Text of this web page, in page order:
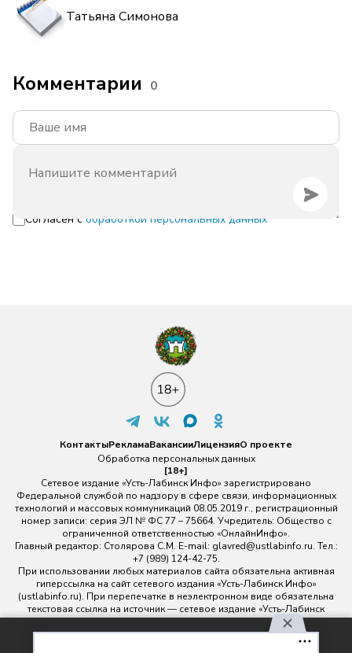
Татьяна Симонова
Комментарии 0
Согласен с обработкой персональных данных
КонтактыРекламаВакансииЛицензияО проекте
Обработка персональных данных
[18+]
Сетевое издание «Усть-Лабинск Инфо» зарегистрировано
Федеральной службой по надзору в сфере связи, информационных
технологий и массовых коммуникаций 08.05.2019 г., регистрационный
номер записи: серия ЭЛ № ФС 77 – 75664. Учредитель: Общество с
ограниченной ответственностью «ОнлайнИнфо».
Главный редактор: Столярова С.М. E-mail: glavred@ustlabinfo.ru. Тел.:
+7 (989) 124-42-75.
При использовании любых материалов сайта обязательна активная
гиперссылка на сайт сетевого издания «Усть-Лабинск Инфо»
(ustlabinfo.ru). При перепечатке в неэлектронном виде обязательна
текстовая ссылка на источник — сетевое издание «Усть-Лабинск
инфо».
Использование фото- и видеоматериалов без письменного
разрешения редакции сетевого издания «Усть-Лабинск Инфо» не